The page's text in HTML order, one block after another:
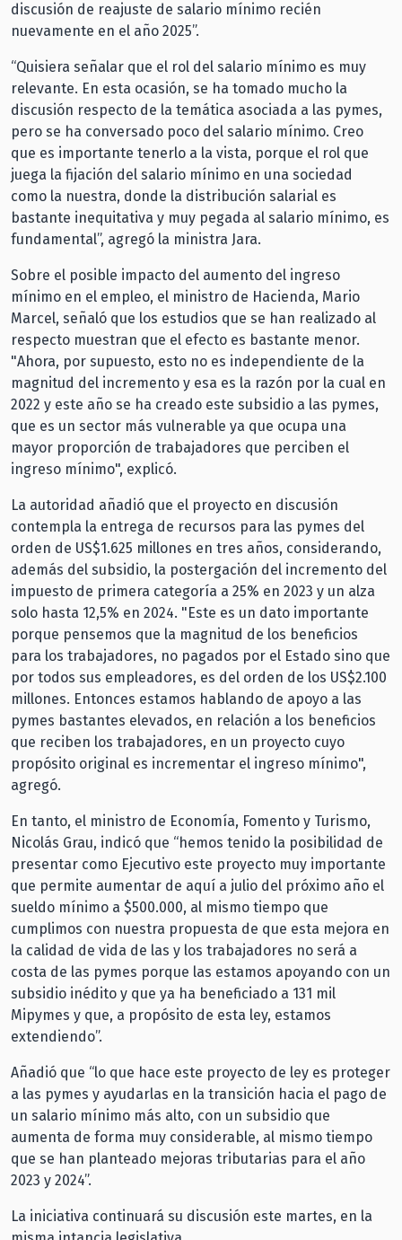
discusión de reajuste de salario mínimo recién
nuevamente en el año 2025”.
“Quisiera señalar que el rol del salario mínimo es muy
relevante. En esta ocasión, se ha tomado mucho la
discusión respecto de la temática asociada a las pymes,
pero se ha conversado poco del salario mínimo. Creo
que es importante tenerlo a la vista, porque el rol que
juega la fijación del salario mínimo en una sociedad
como la nuestra, donde la distribución salarial es
bastante inequitativa y muy pegada al salario mínimo, es
fundamental”, agregó la ministra Jara.
Sobre el posible impacto del aumento del ingreso
mínimo en el empleo, el ministro de Hacienda, Mario
Marcel, señaló que los estudios que se han realizado al
respecto muestran que el efecto es bastante menor.
"Ahora, por supuesto, esto no es independiente de la
magnitud del incremento y esa es la razón por la cual en
2022 y este año se ha creado este subsidio a las pymes,
que es un sector más vulnerable ya que ocupa una
mayor proporción de trabajadores que perciben el
ingreso mínimo", explicó.
La autoridad añadió que el proyecto en discusión
contempla la entrega de recursos para las pymes del
orden de US$1.625 millones en tres años, considerando,
además del subsidio, la postergación del incremento del
impuesto de primera categoría a 25% en 2023 y un alza
solo hasta 12,5% en 2024. "Este es un dato importante
porque pensemos que la magnitud de los beneficios
para los trabajadores, no pagados por el Estado sino que
por todos sus empleadores, es del orden de los US$2.100
millones. Entonces estamos hablando de apoyo a las
pymes bastantes elevados, en relación a los beneficios
que reciben los trabajadores, en un proyecto cuyo
propósito original es incrementar el ingreso mínimo",
agregó.
En tanto, el ministro de Economía, Fomento y Turismo,
Nicolás Grau, indicó que “hemos tenido la posibilidad de
presentar como Ejecutivo este proyecto muy importante
que permite aumentar de aquí a julio del próximo año el
sueldo mínimo a $500.000, al mismo tiempo que
cumplimos con nuestra propuesta de que esta mejora en
la calidad de vida de las y los trabajadores no será a
costa de las pymes porque las estamos apoyando con un
subsidio inédito y que ya ha beneficiado a 131 mil
Mipymes y que, a propósito de esta ley, estamos
extendiendo”.
Añadió que “lo que hace este proyecto de ley es proteger
a las pymes y ayudarlas en la transición hacia el pago de
un salario mínimo más alto, con un subsidio que
aumenta de forma muy considerable, al mismo tiempo
que se han planteado mejoras tributarias para el año
2023 y 2024”.
La iniciativa continuará su discusión este martes, en la